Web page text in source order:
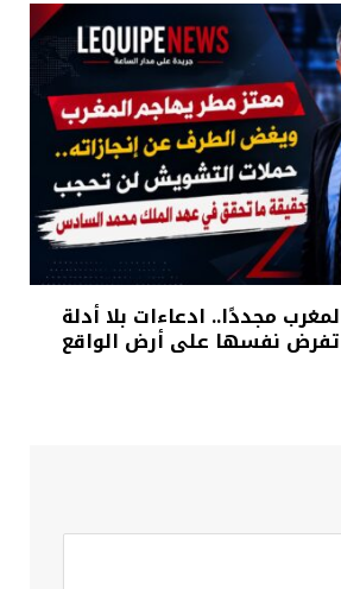
مجددًا.. ادعاءات بلا أدلة
تفرض نفسها على أرض الواقع